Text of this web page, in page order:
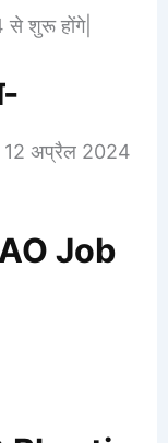
शुरू होंगे|
12 अप्रैल 2024
Job